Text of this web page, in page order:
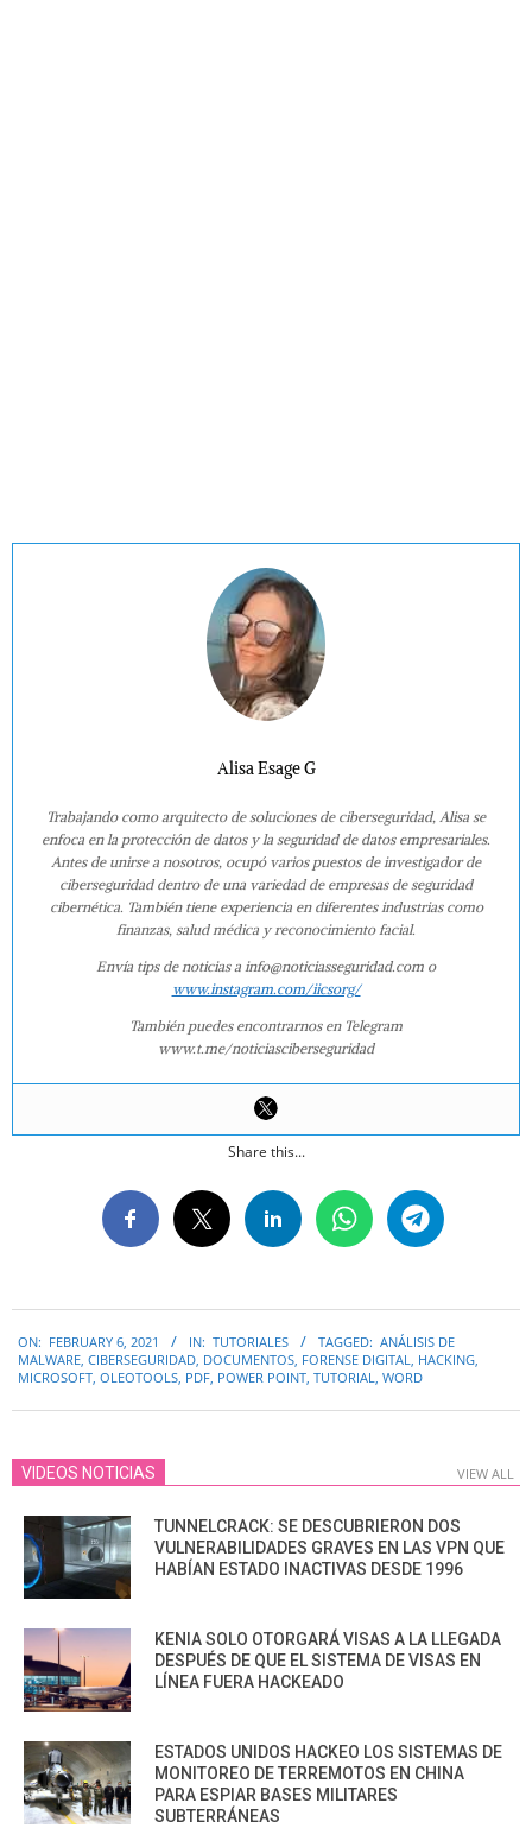
Alisa Esage G
Trabajando como arquitecto de soluciones de ciberseguridad, Alisa se
enfoca en la protección de datos y la seguridad de datos empresariales.
Antes de unirse a nosotros, ocupó varios puestos de investigador de
ciberseguridad dentro de una variedad de empresas de seguridad
cibernética. También tiene experiencia en diferentes industrias como
finanzas, salud médica y reconocimiento facial.
Envía tips de noticias a info@noticiasseguridad.com o
www.instagram.com/iicsorg/
También puedes encontrarnos en Telegram
www.t.me/noticiasciberseguridad
Share this...
02-
06
ON: FEBRUARY 6, 2021 IN: TUTORIALES TAGGED: ANÁLISIS DE
MALWARE, CIBERSEGURIDAD, DOCUMENTOS, FORENSE DIGITAL, HACKING,
MICROSOFT, OLEOTOOLS, PDF, POWER POINT, TUTORIAL, WORD
VIDEOS NOTICIAS VIEW ALL
TUNNELCRACK: SE DESCUBRIERON DOS
VULNERABILIDADES GRAVES EN LAS VPN QUE
HABÍAN ESTADO INACTIVAS DESDE 1996
KENIA SOLO OTORGARÁ VISAS A LA LLEGADA
DESPUÉS DE QUE EL SISTEMA DE VISAS EN
LÍNEA FUERA HACKEADO
ESTADOS UNIDOS HACKEO LOS SISTEMAS DE
MONITOREO DE TERREMOTOS EN CHINA
PARA ESPIAR BASES MILITARES
SUBTERRÁNEAS